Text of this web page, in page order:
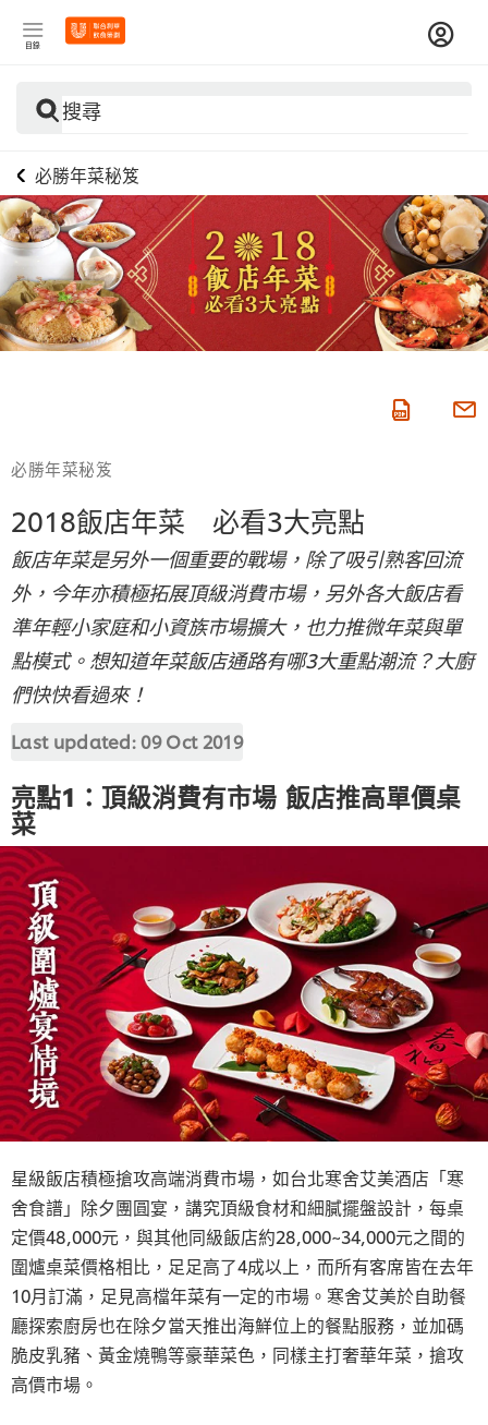
目錄
搜尋
必勝年菜秘笈
必勝年菜秘笈
2018飯店年菜 必看3大亮點
飯店年菜是另外一個重要的戰場，除了吸引熟客回流
外，今年亦積極拓展頂級消費市場，另外各大飯店看
準年輕小家庭和小資族市場擴大，也力推微年菜與單
點模式。想知道年菜飯店通路有哪3大重點潮流？大廚
們快快看過來！
Last updated:09 Oct 2019
亮點1：頂級消費有市場 飯店推高單價桌
菜
星級飯店積極搶攻高端消費市場，如台北寒舍艾美酒店「寒
舍食譜」除夕團圓宴，講究頂級食材和細膩擺盤設計，每桌
定價48,000元，與其他同級飯店約28,000~34,000元之間的
圍爐桌菜價格相比，足足高了4成以上，而所有客席皆在去年
10月訂滿，足見高檔年菜有一定的市場。寒舍艾美於自助餐
廳探索廚房也在除夕當天推出海鮮位上的餐點服務，並加碼
脆皮乳豬、黃金燒鴨等豪華菜色，同樣主打奢華年菜，搶攻
高價市場。